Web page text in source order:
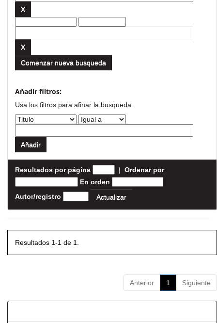
Comenzar nueva busqueda
Añadir filtros:
Usa los filtros para afinar la busqueda.
Resultados por página | Ordenar por
En orden
Autor/registro
Resultados 1-1 de 1.
Anterior 1 Siguiente